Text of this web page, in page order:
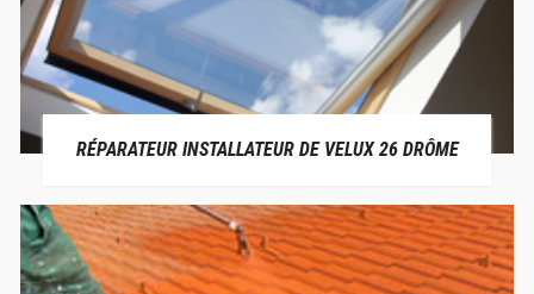
RÉPARATEUR INSTALLATEUR DE VELUX 26 DRÔME